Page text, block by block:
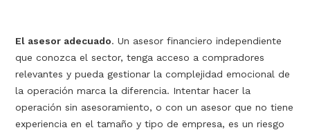
El asesor adecuado. Un asesor financiero independiente
que conozca el sector, tenga acceso a compradores
relevantes y pueda gestionar la complejidad emocional de
la operación marca la diferencia. Intentar hacer la
operación sin asesoramiento, o con un asesor que no tiene
experiencia en el tamaño y tipo de empresa, es un riesgo